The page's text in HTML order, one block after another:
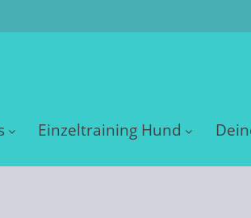
Einzeltraining Hund